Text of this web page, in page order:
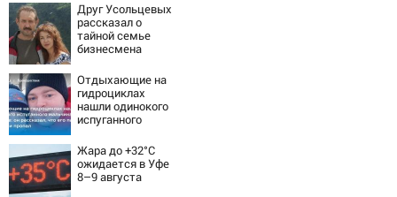
Друг Усольцевых
рассказал о
тайной семье
бизнесмена
Отдыхающие на
гидроциклах
нашли одинокого
испуганного
лодке: он
рассказал, что
его папа нырнул и
пропал
Жара до +32°C
ожидается в Уфе
8–9 августа